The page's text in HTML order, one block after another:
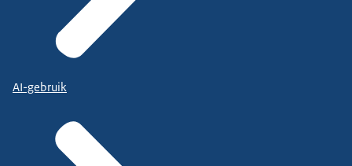
AI-gebruik